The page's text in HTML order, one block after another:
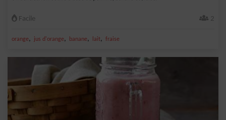
Facile 2
orange, jus d'orange, banane, lait, fraise